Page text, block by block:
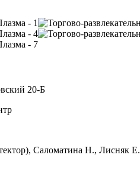
20-Б
Саломатина Н., Лисняк Е.